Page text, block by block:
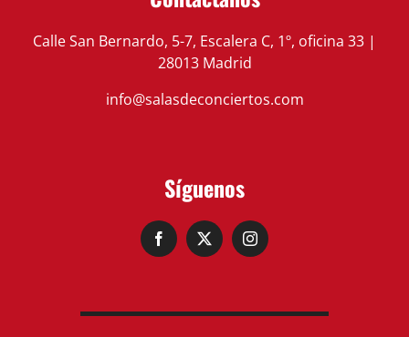
Calle San Bernardo, 5-7, Escalera C, 1º, oficina 33 |
28013 Madrid
info@salasdeconciertos.com
Síguenos